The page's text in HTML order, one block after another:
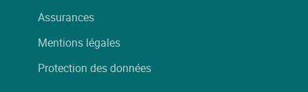
Assurances
Mentions légales
Protection des données